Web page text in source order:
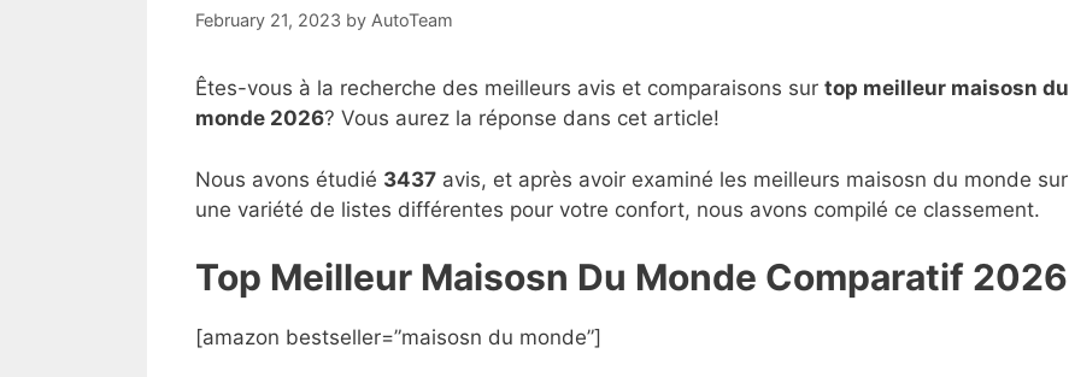
February 21, 2023 by AutoTeam
Êtes-vous à la recherche des meilleurs avis et comparaisons sur top meilleur maisosn du
monde 2026? Vous aurez la réponse dans cet article!
Nous avons étudié 3437 avis, et après avoir examiné les meilleurs maisosn du monde sur
une variété de listes différentes pour votre confort, nous avons compilé ce classement.
Top Meilleur Maisosn Du Monde Comparatif 2026
[amazon bestseller=”maisosn du monde”]